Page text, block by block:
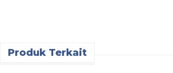
Produk Terkait